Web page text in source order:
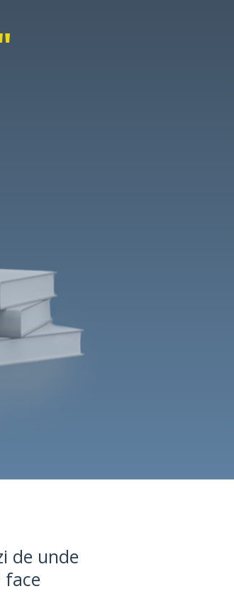
de unde
face